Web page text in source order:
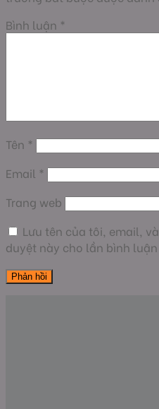
Bình luận *
Tên *
Email *
Trang web
Lưu tên của tôi, email,
duyệt này cho lần bình luận